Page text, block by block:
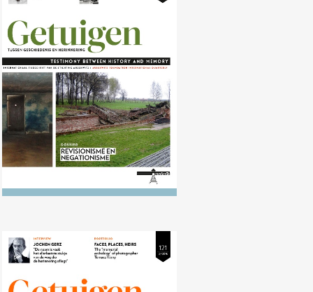
Nr. 122 (04/2016) Revisionisme en
negationisme